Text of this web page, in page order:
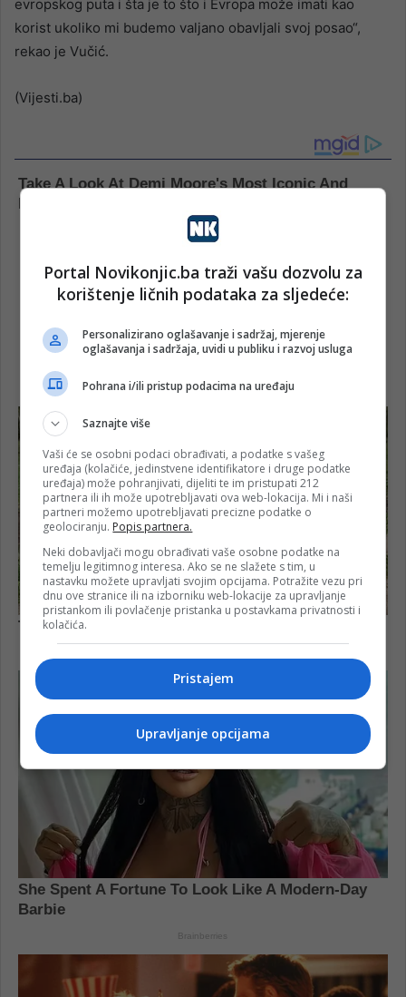
evropskog puta i šta je to što i Evropa može imati kao
korist ukoliko mi budemo valjano obavljali svoj posao“,
rekao je Vučić.
(Vijesti.ba)
Portal Novikonjic.ba traži vašu dozvolu za
korištenje ličnih podataka za sljedeće:
Personalizirano oglašavanje i sadržaj, mjerenje
oglašavanja i sadržaja, uvidi u publiku i razvoj usluga
Pohrana i/ili pristup podacima na uređaju
Saznajte više
Vaši će se osobni podaci obrađivati, a podatke s vašeg
uređaja (kolačiće, jedinstvene identifikatore i druge podatke
uređaja) može pohranjivati, dijeliti te im pristupati 212
partnera ili ih može upotrebljavati ova web-lokacija. Mi i naši
partneri možemo upotrebljavati precizne podatke o
geolociranju. Popis partnera.
Neki dobavljači mogu obrađivati vaše osobne podatke na
temelju legitimnog interesa. Ako se ne slažete s tim, u
nastavku možete upravljati svojim opcijama. Potražite vezu pri
dnu ove stranice ili na izborniku web-lokacije za upravljanje
pristankom ili povlačenje pristanka u postavkama privatnosti i
kolačića.
Pristajem
Upravljanje opcijama